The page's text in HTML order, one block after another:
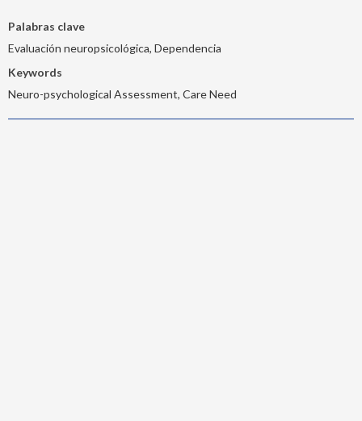
Palabras clave
Evaluación neuropsicológica, Dependencia
Keywords
Neuro-psychological Assessment, Care Need